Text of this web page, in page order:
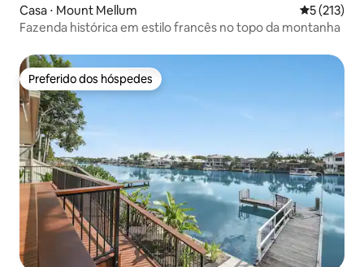
Casa ⋅ Mount Mellum 5 de uma
5 (213)
Fazenda histórica em estilo francês no topo da montanha
Preferido dos hóspedes
Preferido dos hóspedes